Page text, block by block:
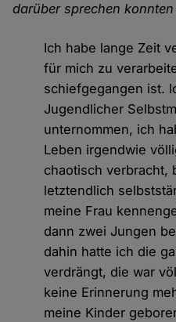
darüber sprechen
Ich habe lange Zeit
für mich zu
schiefgegangen ist.
Jugendlicher
unternommen, ich
Leben irgendwie
chaotisch verbracht,
letztendlich
meine Frau
dann zwei Jungen
dahin hatte ich die
verdrängt, die war
keine Erinnerung
meine Kinder